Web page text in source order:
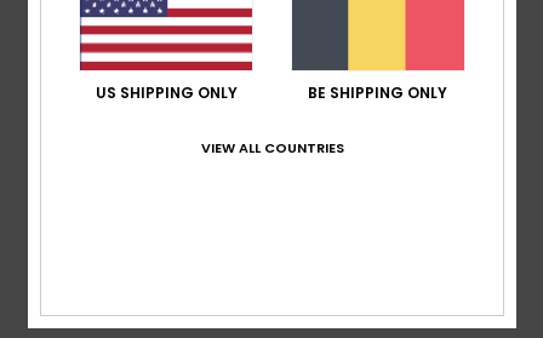
Coupe :coupe oversize
Capuche :fixe
Poches :poche poitrine, 2 poches mains
US SHIPPING ONLY BE SHIPPING ONLY
VIEW ALL COUNTRIES